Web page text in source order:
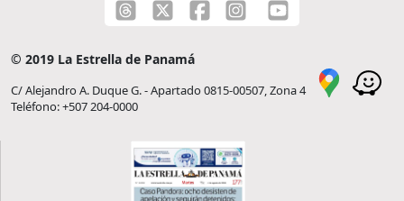
© 2019 La Estrella de Panamá
C/ Alejandro A. Duque G. - Apartado 0815-00507, Zona 4
Teléfono: +507 204-0000